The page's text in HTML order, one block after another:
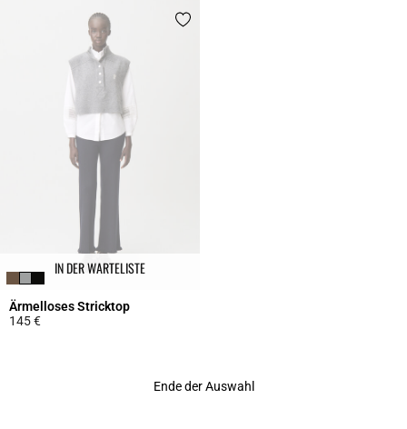
IN DER WARTELISTE
Ärmelloses Stricktop
145 €
Ende der Auswahl